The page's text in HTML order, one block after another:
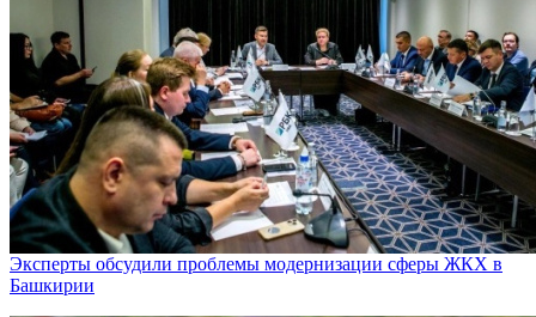
Эксперты обсудили проблемы модернизации сферы ЖКХ в
Башкирии